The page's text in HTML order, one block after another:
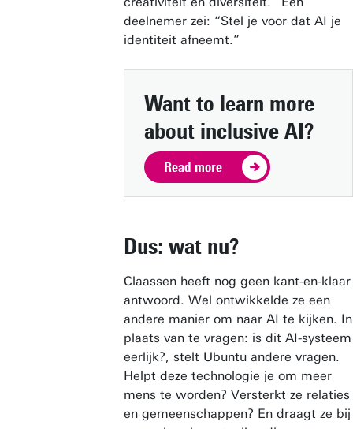
deelnemer zei: “Stel je voor dat AI je
identiteit afneemt.”
Want to learn more
about inclusive AI?
Read more
Dus: wat nu?
Claassen heeft nog geen kant-en-klaar
antwoord. Wel ontwikkelde ze een
andere manier om naar AI te kijken. In
plaats van te vragen: is dit AI-systeem
eerlijk?, stelt Ubuntu andere vragen.
Helpt deze technologie je om meer
mens te worden? Versterkt ze relaties
en gemeenschappen? En draagt ze bij